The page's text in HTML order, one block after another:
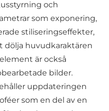
och
som exponering,
stiliseringseffekter,
dölja huvudkaraktären
är också
bilder.
uppdateringen
som en del av en